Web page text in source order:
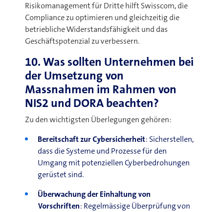
Risikomanagement für Dritte hilft Swisscom, die
Compliance zu optimieren und gleichzeitig die
betriebliche Widerstandsfähigkeit und das
Geschäftspotenzial zu verbessern.
10. Was sollten Unternehmen bei
der Umsetzung von
Massnahmen im Rahmen von
NIS2 und DORA beachten?
Zu den wichtigsten Überlegungen gehören:
Bereitschaft zur Cybersicherheit: Sicherstellen,
dass die Systeme und Prozesse für den
Umgang mit potenziellen Cyberbedrohungen
gerüstet sind.
Überwachung der Einhaltung von
Vorschriften: Regelmässige Überprüfung von